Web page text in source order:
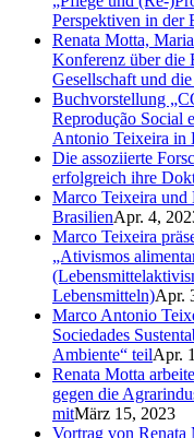
Perspektiven in der
Renata Motta,
Konferenz über die
Gesellschaft und
Buchvorstellung
Reprodução Social
Antonio Teixeira in
Die assoziierte
erfolgreich ihre
Marco Teixeira und
BrasilienApr. 4,
Marco Teixeira
„Ativismos
Lebensmitteln)Apr.
Marco Antonio
Sociedades
Ambiente“ teilApr.
Renata Motta
gegen die
mitMärz 15, 2023
Vortrag von Renata